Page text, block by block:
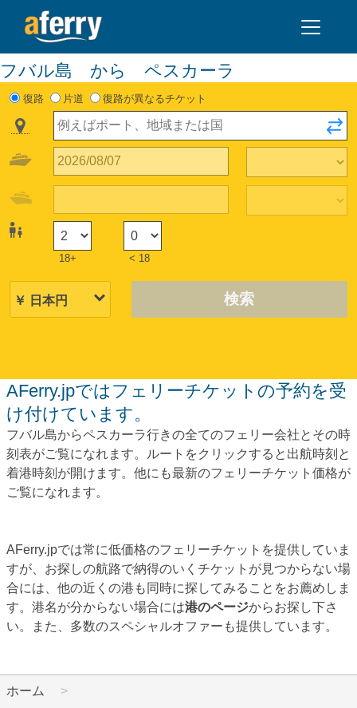
フバル島 から ペスカーラ
復路 片道 復路が異なるチケット
18+ < 18
検索
AFerry.jpではフェリーチケットの予約を受
け付けています。
フバル島からペスカーラ行きの全てのフェリー会社とその時
刻表がご覧になれます。ルートをクリックすると出航時刻と
着港時刻が開けます。他にも最新のフェリーチケット価格が
ご覧になれます。
AFerry.jpでは常に低価格のフェリーチケットを提供していま
すが、お探しの航路で納得のいくチケットが見つからない場
合には、他の近くの港も同時に探してみることをお薦めしま
す。港名が分からない場合には港のページからお探し下さ
い。また、多数のスペシャルオファーも提供しています。
ホーム